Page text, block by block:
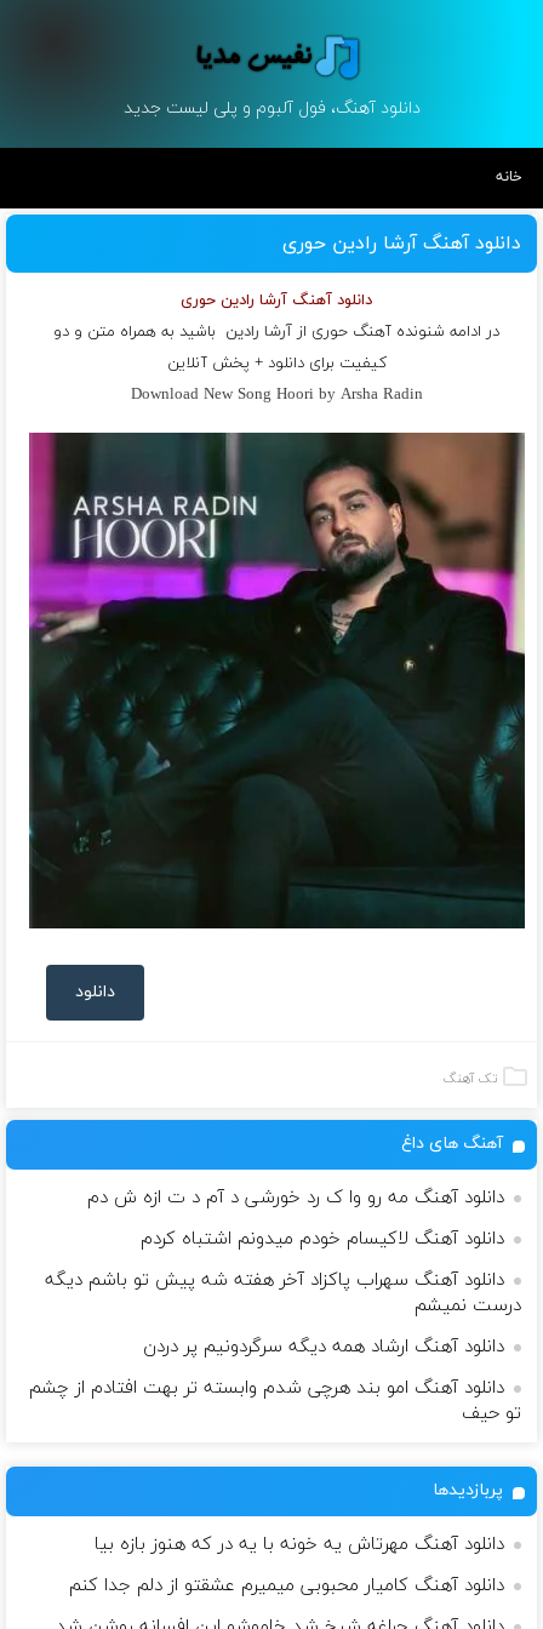
دانلود آهنگ، فول آلبوم و پلی لیست جدید
خانه
دانلود آهنگ آرشا رادین حوری
دانلود آهنگ آرشا رادین حوری
در ادامه شنونده آهنگ حوری از آرشا رادین باشید به همراه متن و دو
کیفیت برای دانلود + پخش آنلاین
Download New Song Hoori by Arsha Radin
دانلود
تک آهنگ
آهنگ های داغ
دانلود آهنگ مه رو وا ک رد خورشی د آم د ت ازه ش دم
دانلود آهنگ لاکیسام خودم میدونم اشتباه کردم
دانلود آهنگ سهراب پاکزاد آخر هفته شه پیش تو باشم دیگه
درست نمیشم
دانلود آهنگ ارشاد همه دیگه سرگردونیم پر دردن
دانلود آهنگ امو بند هرچی شدم وابسته تر بهت افتادم از چشم
تو حیف
پربازدیدها
دانلود آهنگ مهرتاش یه خونه با یه در که هنوز بازه بیا
دانلود آهنگ کامیار محبوبی میمیرم عشقتو از دلم جدا کنم